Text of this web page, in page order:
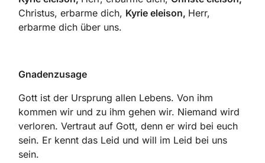
Christus, erbarme dich, Kyrie eleison, Herr,
erbarme dich über uns.
Gnadenzusage
Gott ist der Ursprung allen Lebens. Von ihm
kommen wir und zu ihm gehen wir. Niemand wird
verloren. Vertraut auf Gott, denn er wird bei euch
sein. Er kennt das Leid und will im Leid bei uns
sein.